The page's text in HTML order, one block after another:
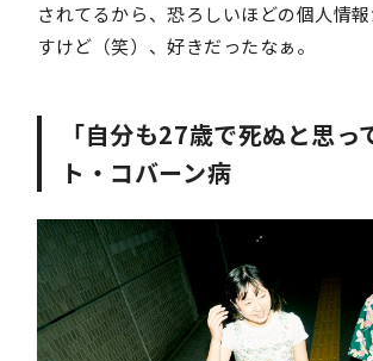
されてるから、恐ろしいほどの個人情
すけど（笑）、好きだったなぁ。
「自分も27歳で死ぬと思っ
ト・コバーン病